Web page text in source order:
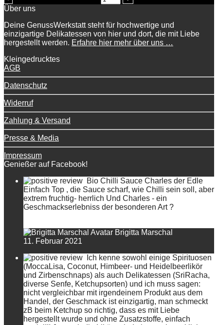
Über uns
Deine GenussWerkstatt steht für hochwertige und
einzigartige Delikatessen von hier und dort, die mit Liebe
hergestellt werden. Erfahre hier mehr über uns …
Kleingedrucktes
AGB
Datenschutz
Widerruf
Zahlung & Versand
Presse & Media
Impressum
Genießer auf Facebook!
Bio Chilli Sauce Charles der Edle
Einfach Top , die Sauce scharf, wie Chilli sein soll, aber
extrem fruchtig- herrlich Und Charles - ein
Geschmackserlebniss der besonderen Art ?
Brigitta Marschal
11. Februar 2021
Ich kenne sowohl einige Spirituosen
(MoccaLisa, Coconut, Himbeer- und Heidelbeerlikör
und Zirbenschnaps) als auch Delikatessen (SriRacha,
diverse Senfe, Ketchupsorten) und ich muss sagen:
nicht vergleichbar mit irgendeinem Produkt aus dem
Handel, der Geschmack ist einzigartig, man schmeckt
zB beim Ketchup so richtig, dass es mit Liebe
hergestellt wurde und ohne Zusatzstoffe, einfach